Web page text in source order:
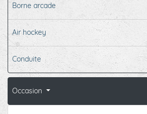
Borne arcade
Air hockey
Conduite
Occasion